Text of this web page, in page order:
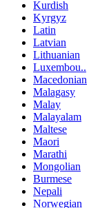
Kurdish
Kyrgyz
Latin
Latvian
Lithuanian
Luxembou..
Macedonian
Malagasy
Malay
Malayalam
Maltese
Maori
Marathi
Mongolian
Burmese
Nepali
Norwegian